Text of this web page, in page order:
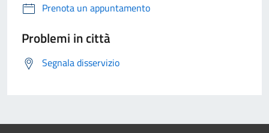
Prenota un appuntamento
Problemi in città
Segnala disservizio